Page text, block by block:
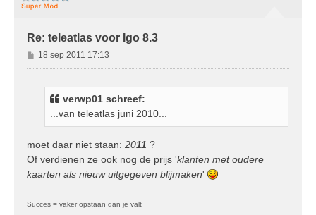
Re: teleatlas voor Igo 8.3
B
e
18 sep 2011 17:13
verwp01 schreef:
...van teleatlas juni 2010...
moet daar niet staan: 2011 ?
Of verdienen ze ook nog de prijs 'klanten met oudere
kaarten als nieuw uitgegeven blijmaken'
Succes = vaker opstaan dan je valt